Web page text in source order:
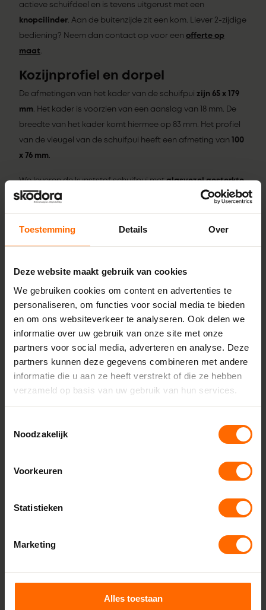
Toestemming Details Over
Deze website maakt gebruik van cookies
We gebruiken cookies om content en advertenties te
personaliseren, om functies voor social media te bieden
en om ons websiteverkeer te analyseren. Ook delen we
informatie over uw gebruik van onze site met onze
partners voor social media, adverteren en analyse. Deze
partners kunnen deze gegevens combineren met andere
informatie die u aan ze heeft verstrekt of die ze hebben
verzameld op basis van uw gebruik van hun services.
Noodzakelijk
Voorkeuren
Statistieken
Marketing
Alles toestaan
actieve schuifdeel en is tevens uitgerust met een
knopcilinder . Aan de buitenzijde zit een kom. Liever 2-zijdige
bediening? Neem dan contact op voor een offerte op
maat
Kozijnprofiel en dorpel
De afmetingen van het kader van de schuifpui zijn 65 x 179
mm . Het kader is voorzien van een aanslag van 18 mm. De
breedte van het kader komt hiermee op 83 mm. Het profiel
van de vleugel van de schuifpui heeft een afmeting van 100
x 76 mm
We leveren de kunststof schuifpui metglasvezel gesterkte
onderdorpel van 50 mm hoog. De dorpel is niet voorzien
kleur. De dorpel is vormvast en slijtvast. De dorpel heeft het
de dorpel van de schuifpui tegen een stootje.
Vragen of hulp nodig?
Heb jij nog vragen over onze kunststof schuifpuien? De
specialisten van Skodora staan voor je klaar en helpen je
graag. Wij zijn bereikbaar per mail, telefoon en Whatsapp!
Plus- en minpunten
Ruimte-efficiënte oplossing
Verkrijgbaar in diverse kleuren en afwerkingen
Goede inbraakbeveiliging
Glasvezel gesterkte onderdorpel
Eigenschappen
SKU